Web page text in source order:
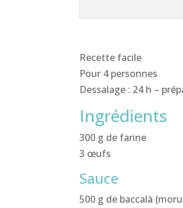
Recette facile
Pour 4 personnes
Dessalage : 24 h –
Ingrédients
300 g de farine
3 œufs
Sauce
500 g de baccalà